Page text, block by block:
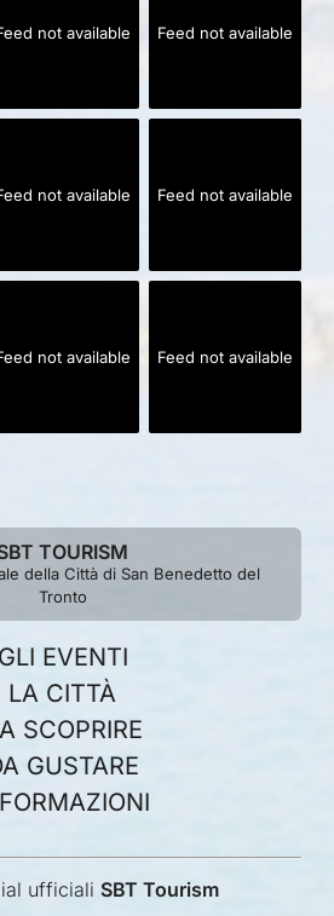
not available Feed not available
not available Feed not available
not available Feed not available
TOURISM
della Città di San Benedetto del
Tronto
GLI EVENTI
LA CITTÀ
SCOPRIRE
GUSTARE
ufficiali SBT Tourism